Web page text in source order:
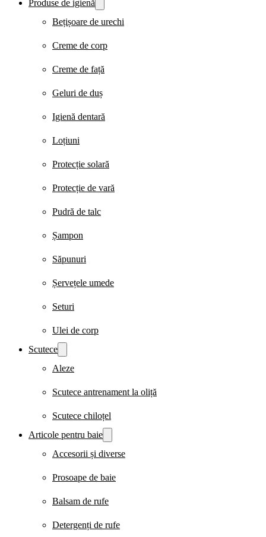
Produse de igienă
Bețișoare de urechi
Creme de corp
Creme de față
Geluri de duș
Igienă dentară
Loțiuni
Protecție solară
Protecție de vară
Pudră de talc
Șampon
Săpunuri
Șervețele umede
Seturi
Ulei de corp
Scutece
Aleze
Scutece antrenament la oliță
Scutece chiloțel
Articole pentru baie
Accesorii și diverse
Prosoape de baie
Balsam de rufe
Detergenți de rufe